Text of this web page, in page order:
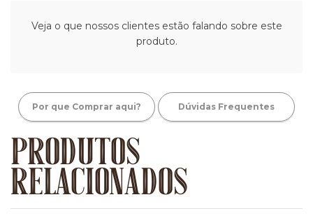
Veja o que nossos clientes estão falando sobre este
produto.
Por que Comprar aqui? Dúvidas Frequentes
PRODUTOS
RELACIONADOS